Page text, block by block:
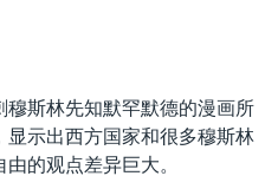
斯林先知默罕默德的漫画所
示出西方国家和很多穆斯林
的观点差异巨大。